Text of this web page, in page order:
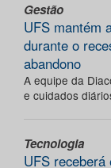
Gestão
UFS mantém
durante o
abandono
A equipe da
e cuidados
Tecnologia
UFS